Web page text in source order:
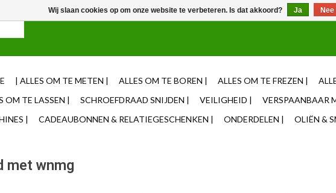
| ALLES OM TE METEN | ALLES OM TE BOREN | ALLES OM TE FREZEN |
OM TE LASSEN |
SCHROEFDRAAD SNIJDEN | VEILIGHEID | VERSPAANBAAR
|
CADEAUBONNEN & RELATIEGESCHENKEN | ONDERDELEN | OLIËN &
met wnmg
Wij slaan cookies op om onze website te verbeteren. Is dat akkoord? Ja Nee
✓ Op werkdagen voor 12u besteld, zelfde dag verzonden ✓ Eigen